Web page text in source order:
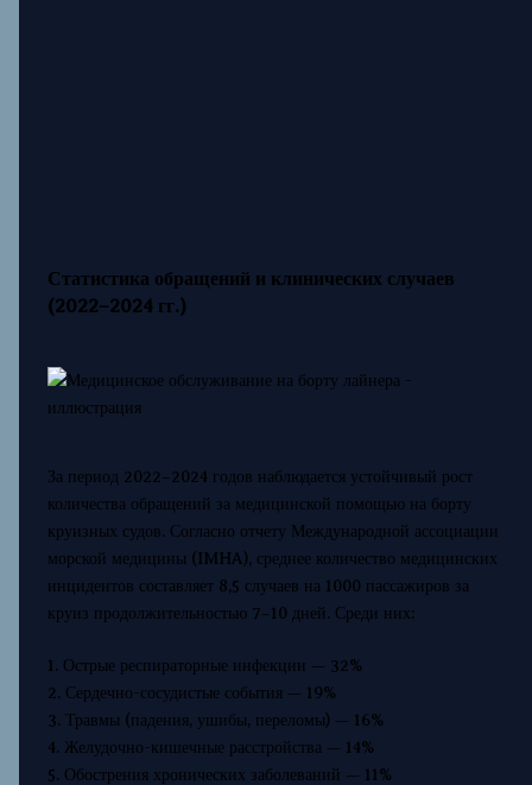
Статистика обращений и клинических случаев
(2022–2024 гг.)
За период 2022–2024 годов наблюдается устойчивый рост
количества обращений за медицинской помощью на борту
круизных судов. Согласно отчету Международной ассоциации
морской медицины (IMHA), среднее количество медицинских
инцидентов составляет 8,5 случаев на 1000 пассажиров за
круиз продолжительностью 7–10 дней. Среди них:
1. Острые респираторные инфекции — 32%
2. Сердечно-сосудистые события — 19%
3. Травмы (падения, ушибы, переломы) — 16%
4. Желудочно-кишечные расстройства — 14%
5. Обострения хронических заболеваний — 11%